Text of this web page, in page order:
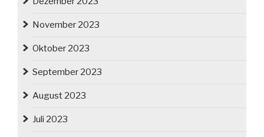
November 2023
Oktober 2023
September 2023
August 2023
Juli 2023